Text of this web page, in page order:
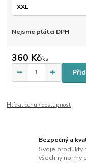
Nejsme plátci DPH
360 Kč/ks
Hlídat cenu / dostupnost
Bezpečný a
Svoje produkty
všechny normy